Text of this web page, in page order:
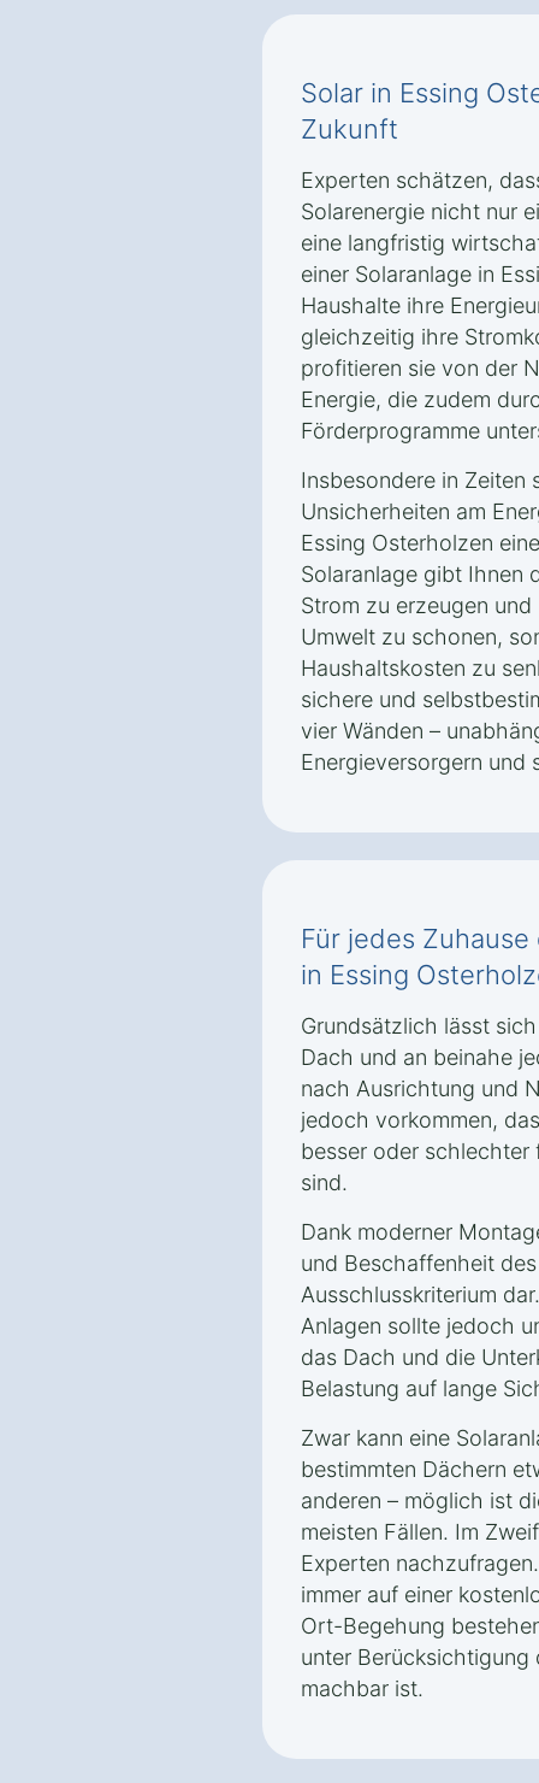
Solar in Essing
Zukunft
Experten schätzen,
Solarenergie nicht nur
eine langfristig
einer Solaranlage in
Haushalte ihre
gleichzeitig ihre
profitieren sie von der
Energie, die zudem
Förderprogramme
Insbesondere in Zeiten
Unsicherheiten am
Essing Osterholzen
Solaranlage gibt Ihnen
Strom zu erzeugen
Umwelt zu schonen,
Haushaltskosten zu
sichere und
vier Wänden –
Energieversorgern und
Für jedes
in Essing
Grundsätzlich lässt
Dach und an beinahe
nach Ausrichtung und
jedoch vorkommen,
besser oder schlechter
sind.
Dank moderner
und Beschaffenheit
Ausschlusskriterium
Anlagen sollte jedoch
das Dach und die
Belastung auf lange
Zwar kann eine
bestimmten Dächern
anderen – möglich ist
meisten Fällen. Im
Experten
immer auf einer
Ort-Begehung
unter Berücksichtigung
machbar ist.